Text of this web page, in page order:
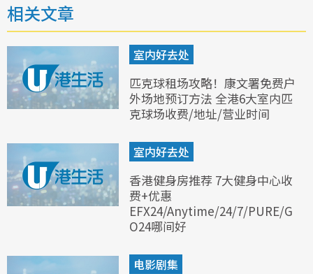
相关文章
室内好去处
匹克球租场攻略！康文署免费户
外场地预订方法 全港6大室内匹
克球场收费/地址/营业时间
室内好去处
香港健身房推荐 7大健身中心收
费+优惠
EFX24/Anytime/24/7/PURE/G
O24哪间好
电影剧集